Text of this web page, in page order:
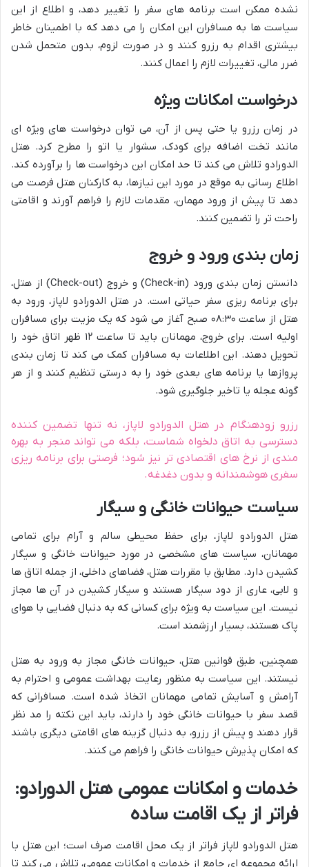
نشده ممکن است برنامه های سفر را تغییر دهد، و اطلاع از این
سیاست ها به مسافران این امکان را می دهد که با اطمینان خاطر
بیشتری اقدام به رزرو کنند و در صورت لزوم، بدون متحمل شدن
ضرر مالی، تغییرات لازم را اعمال کنند.
درخواست امکانات ویژه
در زمان رزرو یا حتی پس از آن، می توان درخواست های ویژه ای
مانند تخت اضافه برای کودک، سشوار یا اتو را مطرح کرد. هتل
الدورادو تلاش می کند تا حد امکان این درخواست ها را برآورده کند.
اطلاع رسانی به موقع در مورد این نیازها، به کارکنان هتل فرصت می
دهد تا پیش از ورود مهمان، مقدمات لازم را فراهم آورند و اقامتی
راحت تر را تضمین کنند.
زمان بندی ورود و خروج
دانستن زمان بندی ورود (Check-in) و خروج (Check-out) از هتل،
برای برنامه ریزی سفر حیاتی است. در هتل الدورادو لاپاز، ورود به
هتل از ساعت ۰۸:۳۰ صبح آغاز می شود که یک مزیت برای مسافران
اولیه است. برای خروج، مهمانان باید تا ساعت ۱۲ ظهر اتاق خود را
تحویل دهند. این اطلاعات به مسافران کمک می کند تا زمان بندی
پروازها یا برنامه های بعدی خود را به درستی تنظیم کنند و از هر
گونه عجله یا تاخیر جلوگیری شود.
رزرو زودهنگام در هتل الدورادو لاپاز، نه تنها تضمین کننده
دسترسی به اتاق دلخواه شماست، بلکه می تواند منجر به بهره
مندی از نرخ های اقتصادی تر نیز شود؛ فرصتی برای برنامه ریزی
سفری هوشمندانه و بدون دغدغه.
سیاست حیوانات خانگی و سیگار
هتل الدورادو لاپاز، برای حفظ محیطی سالم و آرام برای تمامی
مهمانان، سیاست های مشخصی در مورد حیوانات خانگی و سیگار
کشیدن دارد. مطابق با مقررات هتل، فضاهای داخلی، از جمله اتاق ها
و لابی، عاری از دود سیگار هستند و سیگار کشیدن در آن ها مجاز
نیست. این سیاست به ویژه برای کسانی که به دنبال فضایی با هوای
پاک هستند، بسیار ارزشمند است.
همچنین، طبق قوانین هتل، حیوانات خانگی مجاز به ورود به هتل
نیستند. این سیاست به منظور رعایت بهداشت عمومی و احترام به
آرامش و آسایش تمامی مهمانان اتخاذ شده است. مسافرانی که
قصد سفر با حیوانات خانگی خود را دارند، باید این نکته را مد نظر
قرار دهند و پیش از رزرو، به دنبال گزینه های اقامتی دیگری باشند
که امکان پذیرش حیوانات خانگی را فراهم می کنند.
خدمات و امکانات عمومی هتل الدورادو:
فراتر از یک اقامت ساده
هتل الدورادو لاپاز فراتر از یک محل اقامت صرف است؛ این هتل با
ارائه مجموعه ای جامع از خدمات و امکانات عمومی، تلاش می کند تا